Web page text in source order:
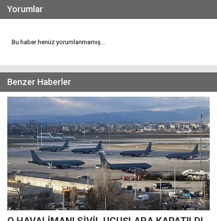
Yorumlar
Bu haber henüz yorumlanmamış...
Benzer Haberler